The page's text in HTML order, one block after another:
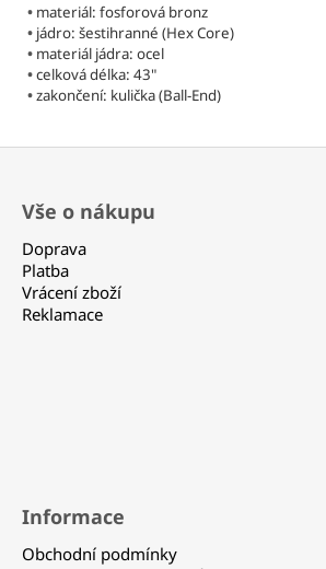
• materiál: fosforová bronz
• jádro: šestihranné (Hex Core)
• materiál jádra: ocel
•celková délka: 43"
•zakončení: kulička (Ball-End)
295
Kč
Původně:
324
Kč
Vše o nákupu
Doprava
Platba
Vrácení zboží
Reklamace
Informace
Obchodní podmínky